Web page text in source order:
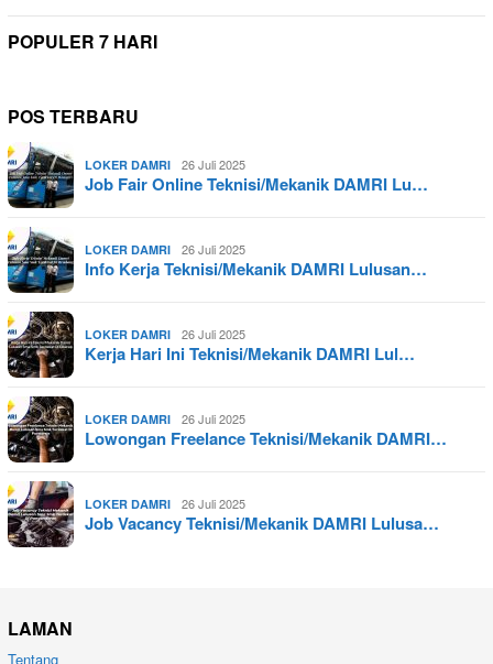
POPULER 7 HARI
POS TERBARU
LOKER DAMRI 26 Juli 2025
Job Fair Online Teknisi/Mekanik DAMRI Lu…
LOKER DAMRI 26 Juli 2025
Info Kerja Teknisi/Mekanik DAMRI Lulusan…
LOKER DAMRI 26 Juli 2025
Kerja Hari Ini Teknisi/Mekanik DAMRI Lul…
LOKER DAMRI 26 Juli 2025
Lowongan Freelance Teknisi/Mekanik DAMRI…
LOKER DAMRI 26 Juli 2025
Job Vacancy Teknisi/Mekanik DAMRI Lulusa…
LAMAN
Tentang